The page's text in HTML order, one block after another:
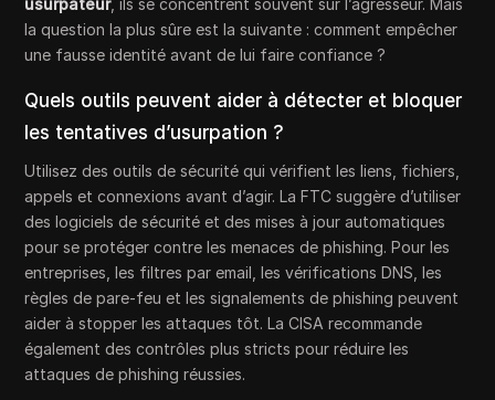
la question la plus sûre est la suivante : comment empêcher
une fausse identité avant de lui faire confiance ?
Quels outils peuvent aider à détecter et bloquer
les tentatives d’usurpation ?
Utilisez des outils de sécurité qui vérifient les liens, fichiers,
appels et connexions avant d’agir. La FTC suggère d’utiliser
des logiciels de sécurité et des mises à jour automatiques
pour se protéger contre les menaces de phishing. Pour les
entreprises, les filtres par email, les vérifications DNS, les
règles de pare-feu et les signalements de phishing peuvent
aider à stopper les attaques tôt. La CISA recommande
également des contrôles plus stricts pour réduire les
attaques de phishing réussies.